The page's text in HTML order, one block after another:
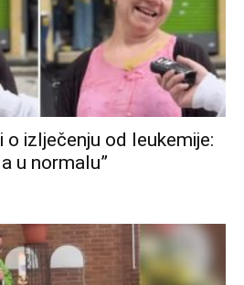
o izlječenju od leukemije:
u normalu”